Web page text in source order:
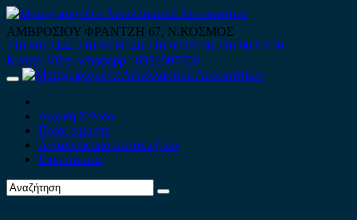
Skip
to
content
ΑΜΒΡΟΣΙΟΥ ΦΡΑΝΤΖΗ 67, Ν.ΚΟΣΜΟΣ
210 9012444 210 9239148 210 9238158 210 9026839
Κινητό-Viber-whatsapp : 6980507900
Primary
Αρχική Σελίδα
Ποιοί είμαστε
Ανταλλακτικά Αυτοκινήτων
Επικοινωνία